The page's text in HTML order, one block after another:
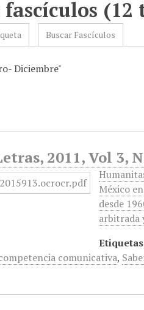
(12
Buscar Fascículos
Diciembre"
2011, Vol 3,
México
desde
arbitrada
comunicativa,